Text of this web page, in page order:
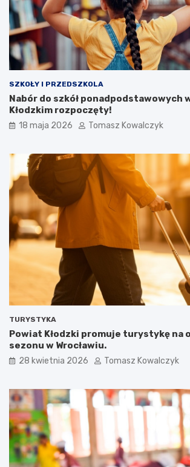
SZKOŁY I PRZEDSZKOLA
Nabór do szkół ponadpodstawowych
Kłodzkim rozpoczęty!
18 maja 2026 Tomasz Kowalczyk
TURYSTYKA
Powiat Kłodzki promuje turystykę na
sezonu w Wrocławiu.
28 kwietnia 2026 Tomasz Kowalczyk